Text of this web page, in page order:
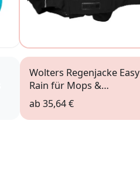
Wolters Regenjacke Easy
Rain für Mops &
Co.schwarz/schwarz
ab 35,64 €